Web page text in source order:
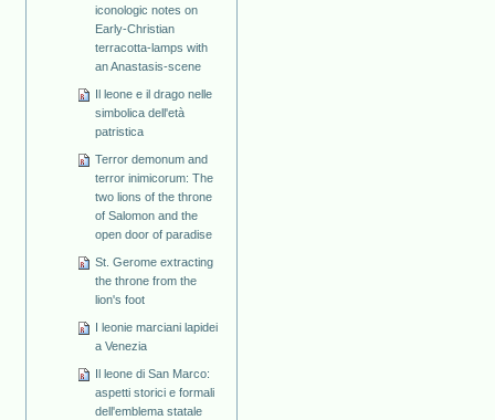
iconologic notes on
Early-Christian
terracotta-lamps with
an Anastasis-scene
Il leone e il drago nelle
simbolica dell'età
patristica
Terror demonum and
terror inimicorum: The
two lions of the throne
of Salomon and the
open door of paradise
St. Gerome extracting
the throne from the
lion's foot
I leonie marciani lapidei
a Venezia
Il leone di San Marco:
aspetti storici e formali
dell'emblema statale